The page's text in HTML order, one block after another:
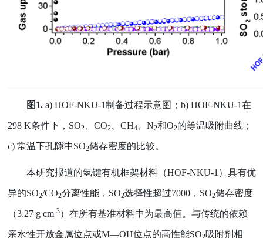
图1.a) HOF-NKU-1制备过程示意图； b) HOF-NKU-1在
298 K条件下， SO2、 CO2、 CH4 N2和O2的等温吸附曲线；
c) 常温下孔隙中SO2储存密度的比较。
本研究报道的氢键有机框架材料（HOF-NKU-1 ）具有优
异的SO2/CO2分离性能， SO2选择性超过7000， SO2储存密度
（3.27 g cm-3）在所有基准材料中为最高值。与传统的依赖
亲水性开放金属位点或M—OH位点的高性能SO 吸附剂相